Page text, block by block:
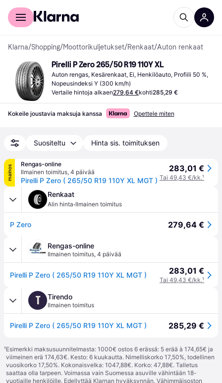
Kuluttajille
Klarna/Shopping/Moottorikuljetukset/Renkaat/Auton renkaat
Pirelli P Zero 265/50 R19 110Y XL
Auton rengas, Kesärenkaat, Ei, Henkilöauto, Profiili 50 %,
Nopeusindeksi Y (300 km/h)
Vertaile hintoja alkaen279,64 €kohti285,29 €
Kokeile joustavia maksuja kanssa Opettele miten
Suositeltu Hinta sis. toimituksen
mainos
Rengas-online
Ilmainen toimitus, 4 päivää
Pirelli P Zero ( 265/50 R19 110Y XL MGT )
283,01 €
Tai 49,43 €/kk.¹
Renkaat
Alin hinta·Ilmainen toimitus
P Zero 279,64 €
Rengas-online
Ilmainen toimitus, 4 päivää
Pirelli P Zero ( 265/50 R19 110Y XL MGT ) 283,01 €
Tai 49,43 €/kk.¹
T Tirendo
Ilmainen toimitus
Pirelli P Zero ( 265/50 R19 110Y XL MGT ) 285,29 €
¹Esimerkki maksusuunnitelmasta: 1000€ ostos 6 erässä: 5 erää à 174,65€ ja
viimeinen erä 174,63€. Kesto: 6 kuukautta. Nimelliskorko 17,50%, todellinen
vuosikorko 17,50%. Kokonaisvelka: 1047,88€. Korko: 47,88€. Talletus
saattaa olla tarpeen. Voimassa vain Suomessa asuville vähintään 18-
vuotiaille henkilöille. Edellyttää Klarnan hyväksynnän. Vähimmäisoston